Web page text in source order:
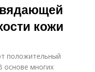
кожи
положительный
основе многих